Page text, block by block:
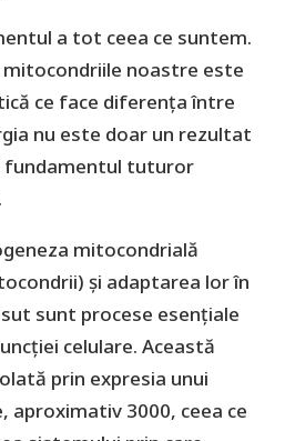
a tot ceea ce suntem.
mitocondriile noastre este
ce face diferența între
nu este doar un rezultat
fundamentul tuturor
mitocondrială
și adaptarea lor în
sunt procese esențiale
celulare. Această
prin expresia unui
aproximativ 3000, ceea ce